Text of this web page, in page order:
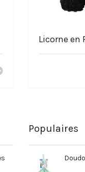
Licorne en
Populaires